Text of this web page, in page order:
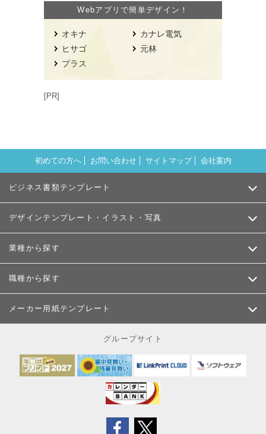
Webアプリで簡単デザイン！
オキナ
ヒサゴ
プラス
カナレ電気
元林
[PR]
初めての方へ お問い合わせ サイトマップ 会社案内
ビジネス書類テンプレート
デザインテンプレート・イラスト・写真
業種から探す
職種から探す
メーカー用紙テンプレート
グループサイト